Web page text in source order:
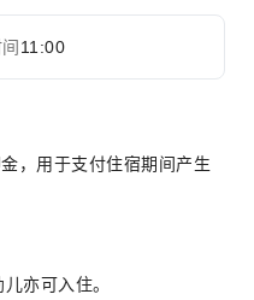
11:00
，用于支付住宿期间产生
亦可入住。